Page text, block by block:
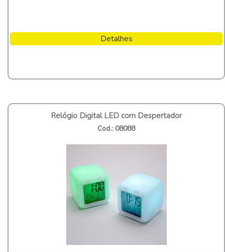
Detalhes
Relógio Digital LED com Despertador
Cod.: 08088